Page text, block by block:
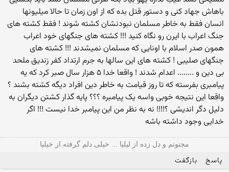
باهاش جهاد کنی و دستور قتل بده که از اون زمان تا حالا میلیونها
انسان فقط به خاطر مسلمان نبودنشان کشته شوند ! فقط کشته های
جنگ اعراب با ایرن رو نگاه کنید !!! کشته های جنگهای خود اعراب
همون صدر اسلام با اونایی که مسلمان نمیشدند !!! کشته های
جنگهای صلیبی ! کشته های این سالها به جرم ارتداد کفر زندیق ملحد
بی دین و ........ اعدام شدند ! واقعا خدا ۵ هزار سال صبر کرد که یه
پیامبری بفرسته که تا روز قیامت به خاطر دین افراد دیگه کشته بشند ؟
واقعا این نتیجه خوبی واسه یک پیامبره ؟؟؟ پایه گذار کشتن دیگران به
دلیل دگر اندیشی ؟!!!! نه به نظر من این پیامبر خدا نیست !!! اگر
خدایی وجود داشته باشه
مجنونم و دل زده از لیلیا ... خیلی دلم گرفته از خیلیا
پاسخ بازگفت